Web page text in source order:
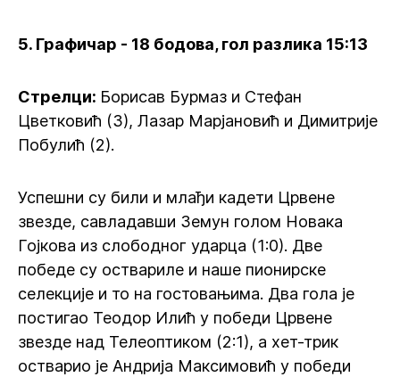
5. Графичар - 18 бодова, гол разлика 15:13
Стрелци: Борисав Бурмаз и Стефан
Цветковић (3), Лазар Марјановић и Димитрије
Побулић (2).
Успешни су били и млађи кадети Црвене
звезде, савладавши Земун голом Новака
Гојкова из слободног ударца (1:0). Две
победе су оствариле и наше пионирске
селекције и то на гостовањима. Два гола је
постигао Теодор Илић у победи Црвене
звезде над Телеоптиком (2:1), а хет-трик
остварио је Андрија Максимовић у победи